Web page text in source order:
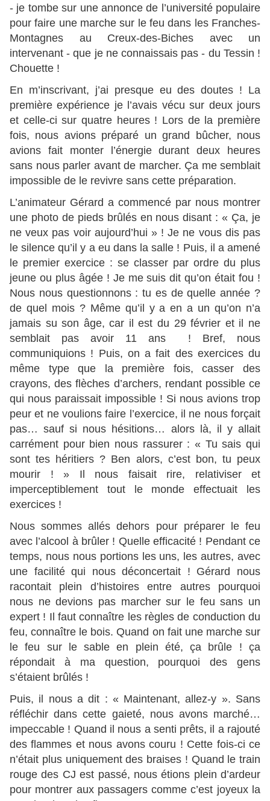
- je tombe sur une annonce de l’université populaire
pour faire une marche sur le feu dans les Franches-
Montagnes au Creux-des-Biches avec un
intervenant - que je ne connaissais pas - du Tessin !
Chouette !
En m’inscrivant, j’ai presque eu des doutes ! La
première expérience je l’avais vécu sur deux jours
et celle-ci sur quatre heures ! Lors de la première
fois, nous avions préparé un grand bûcher, nous
avions fait monter l’énergie durant deux heures
sans nous parler avant de marcher. Ça me semblait
impossible de le revivre sans cette préparation.
L’animateur Gérard a commencé par nous montrer
une photo de pieds brûlés en nous disant : « Ça, je
ne veux pas voir aujourd’hui » ! Je ne vous dis pas
le silence qu’il y a eu dans la salle ! Puis, il a amené
le premier exercice : se classer par ordre du plus
jeune ou plus âgée ! Je me suis dit qu’on était fou !
Nous nous questionnons : tu es de quelle année ?
de quel mois ? Même qu’il y a en a un qu’on n’a
jamais su son âge, car il est du 29 février et il ne
semblait pas avoir 11 ans ! Bref, nous
communiquions ! Puis, on a fait des exercices du
même type que la première fois, casser des
crayons, des flèches d’archers, rendant possible ce
qui nous paraissait impossible ! Si nous avions trop
peur et ne voulions faire l’exercice, il ne nous forçait
pas… sauf si nous hésitions… alors là, il y allait
carrément pour bien nous rassurer : « Tu sais qui
sont tes héritiers ? Ben alors, c’est bon, tu peux
mourir ! » Il nous faisait rire, relativiser et
imperceptiblement tout le monde effectuait les
exercices !
Nous sommes allés dehors pour préparer le feu
avec l’alcool à brûler ! Quelle efficacité ! Pendant ce
temps, nous nous portions les uns, les autres, avec
une facilité qui nous déconcertait ! Gérard nous
racontait plein d’histoires entre autres pourquoi
nous ne devions pas marcher sur le feu sans un
expert ! Il faut connaître les règles de conduction du
feu, connaître le bois. Quand on fait une marche sur
le feu sur le sable en plein été, ça brûle ! ça
répondait à ma question, pourquoi des gens
s’étaient brûlés !
Puis, il nous a dit : « Maintenant, allez-y ». Sans
réfléchir dans cette gaieté, nous avons marché…
impeccable ! Quand il nous a senti prêts, il a rajouté
des flammes et nous avons couru ! Cette fois-ci ce
n’était plus uniquement des braises ! Quand le train
rouge des CJ est passé, nous étions plein d’ardeur
pour montrer aux passagers comme c’est joyeux la